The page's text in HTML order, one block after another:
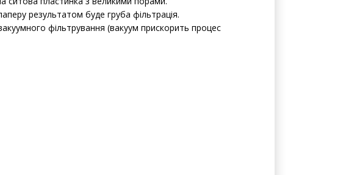
ситова пластинка з великими порами.
результатом буде груба фільтрація.